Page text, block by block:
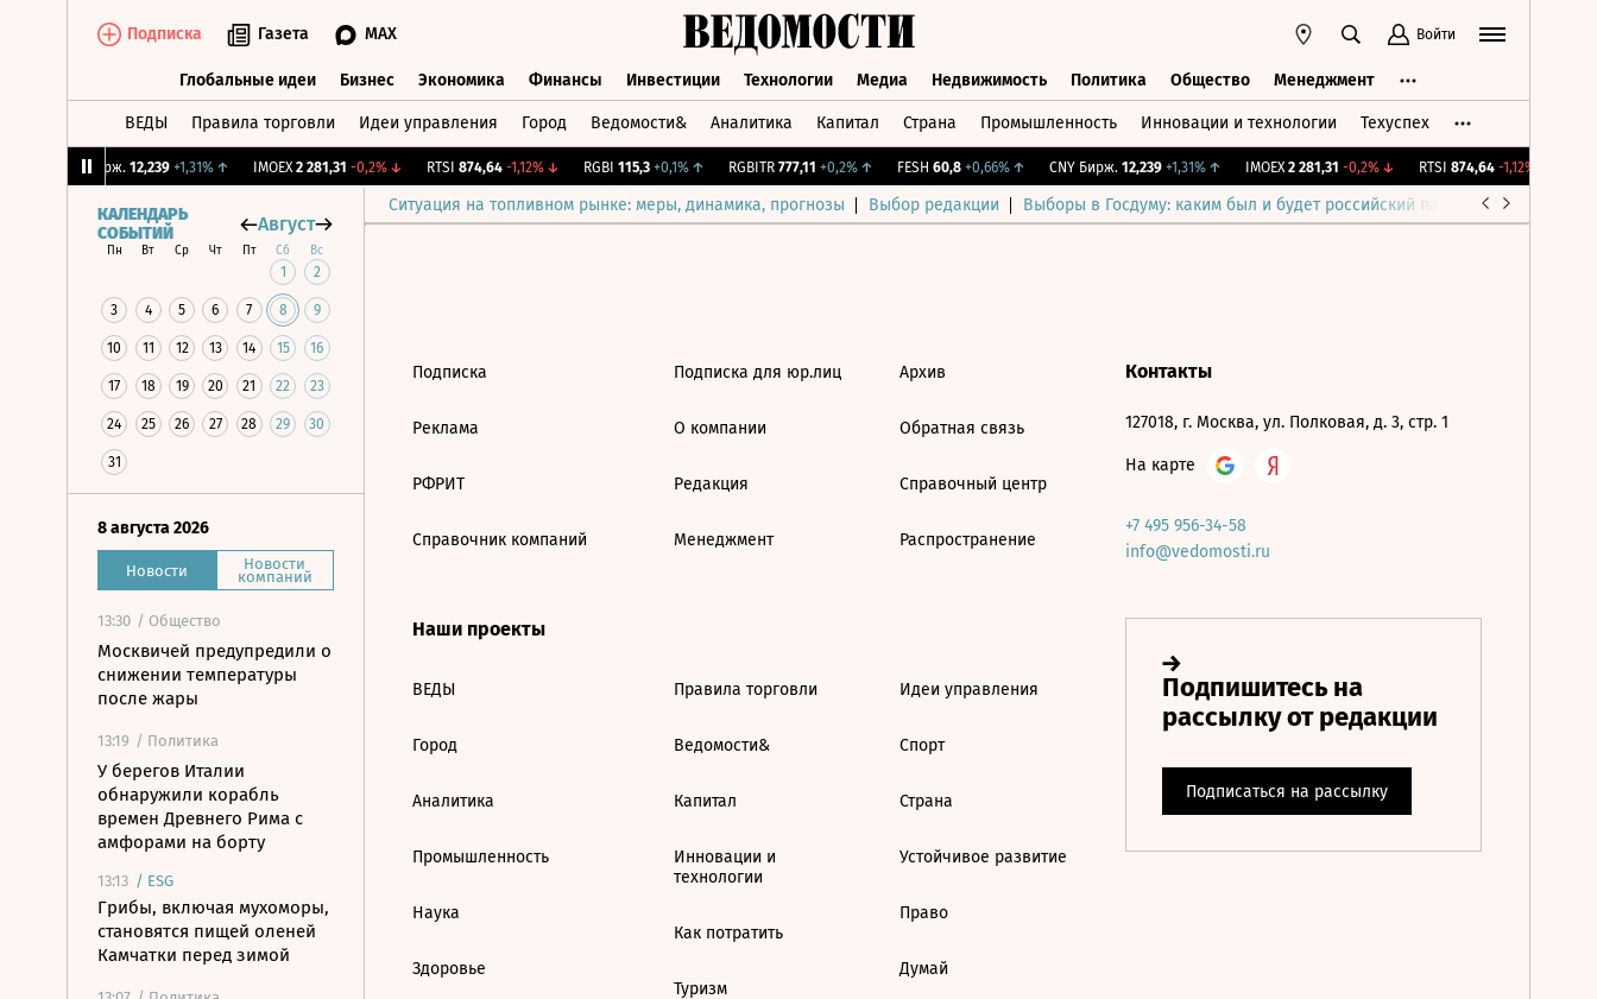
Подписка Газета MAX Войти
Глобальные идеи Бизнес Экономика Финансы Инвестиции Технологии Медиа Недвижимость Политика Общество Менеджмент
ВЕДЫ Правила торговли Идеи управления Город Ведомости& Аналитика Капитал Страна Промышленность Инновации и технологии Техуспех
CNY Бирж. 12,239 +1,31%↑ IMOEX 2 281,31 -0,2%↓ RTSI 874,64 -1,12%↓ RGBI 115,3 +0,1%↑ RGBITR 777,11 +0,2%↑ FESH 60,8 +0,66%↑ CNY Бирж. 12,239 +1,31%↑ IMOEX 2 281,31 -0,2%↓ RTSI 874,64 -1,12%↓
Ситуация на топливном рынке: меры, динамика, прогнозы Выбор редакции Выборы в Госдуму: каким был и будет российский парламент
КАЛЕНДАРЬ
СОБЫТИЙ
Август
Пн Вт Ср Чт Пт Сб Вс
1 2
3 4 5 6 7 8 9
10 11 12 13 14 15 16
17 18 19 20 21 22 23
24 25 26 27 28 29 30
31
8 августа 2026
Новости Новости
компаний
13:30 / Общество
Москвичей предупредили о
снижении температуры
после жары
13:19 / Политика
У берегов Италии
обнаружили корабль
времен Древнего Рима с
амфорами на борту
13:13 / ESG
Грибы, включая мухоморы,
становятся пищей оленей
Камчатки перед зимой
Подписка
Реклама
РФРИТ
Справочник компаний
Подписка для юр.лиц
О компании
Редакция
Менеджмент
Архив
Обратная связь
Справочный центр
Распространение
Наши проекты
ВЕДЫ
Город
Аналитика
Промышленность
Наука
Здоровье
Правила торговли
Ведомости&
Капитал
Инновации и
технологии
Как потратить
Туризм
Идеи управления
Спорт
Страна
Устойчивое развитие
Право
Думай
Контакты
127018, г. Москва, ул. Полковая, д. 3, стр. 1
На карте
+7 495 956-34-58
info@vedomosti.ru